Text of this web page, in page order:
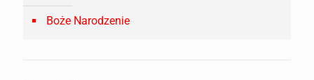
Boże Narodzenie